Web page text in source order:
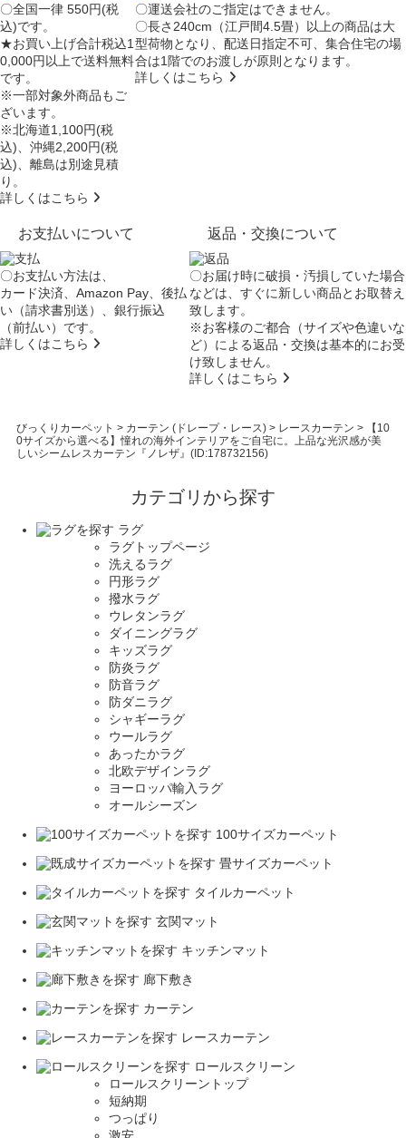
〇全国一律 550円(税
込)です。
★お買い上げ合計税込1
0,000円以上で送料無料
です。
※一部対象外商品もご
ざいます。
※北海道1,100円(税
込)、沖縄2,200円(税
込)、離島は別途見積
り。
詳しくはこちら
〇運送会社のご指定はできません。
〇長さ240cm（江戸間4.5畳）以上の商品は大
型荷物となり、配送日指定不可 、集合住宅の場
合は1階でのお渡しが原則となります。
詳しくはこちら
お支払いについて
〇お支払い方法は、
カード決済、Amazon Pay、後払
い（請求書別送）、銀行振込
（前払い）です。
詳しくはこちら
返品・交換について
〇お届け時に破損・汚損していた場合
などは、すぐに新しい商品とお取替え
致します。
※お客様のご都合（サイズや色違いな
ど）による返品・交換は基本的にお受
け致しません。
詳しくはこちら
びっくりカーペット > カーテン (ドレープ・レース)> レースカーテン >
【10
0サイズから選べる】憧れの海外インテリアをご自宅に。上品な光沢感が美
しいシームレスカーテン『ノレザ』(ID:178732156)
カテゴリから探す
ラグ
ラグトップページ
洗えるラグ
円形ラグ
撥水ラグ
ウレタンラグ
ダイニングラグ
キッズラグ
防炎ラグ
防音ラグ
防ダニラグ
シャギーラグ
ウールラグ
あったかラグ
北欧デザインラグ
ヨーロッパ輸入ラグ
オールシーズン
100サイズカーペット
畳サイズカーペット
タイルカーペット
玄関マット
キッチンマット
廊下敷き
カーテン
レースカーテン
ロールスクリーン
ロールスクリーントップ
短納期
つっぱり
激安